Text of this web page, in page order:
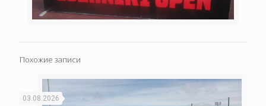
Похожие записи
03.08.2026